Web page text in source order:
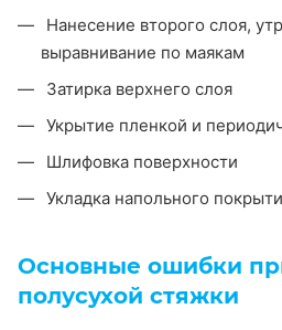
Нанесение второго слоя,
выравнивание по маякам
Затирка верхнего слоя
Укрытие пленкой и
Шлифовка поверхности
Укладка напольного
Основные ошибки
полусухой стяжки